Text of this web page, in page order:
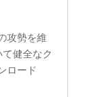
攻勢を維
健全なク
ロード